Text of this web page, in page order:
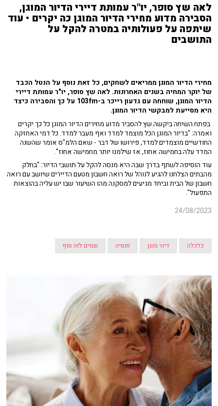
לאה שץ סופר, יו"ר עמותת דיירי הדיור המוגן,
הסבירה מדוע מחירי הדיור המוגן כה יקרים • עוד
שיתפה על פעולותיה במטרה להקל על
התושבים
מחירי הדיור המוגן ממריאים לשחקים, כל זאת נוסף על הנטל הכבד
של יוקר המחיה בשנים האחרונות. לאה שץ סופר, יו"ר עמותת דיירי
הדיור המוגן, שוחחה עם גדעון רייכר ב-103fm על כך והסבירה כיצד
היא מסייעת למבקשי הדיור המוגן.
בפתח השיחה ביקשה שץ להסביר מדוע מחירים הדיור המוגן כל כך יקרים
ואמרה: "בדיור המוגן הכל מוצמד למדד ואף מעבר למדד. כל דמי האחזקה
החודשיים מוצמדים למדד, פירושו של דבר - שאם הלמ"ס אומר שהשנה
המדד עלה בחמישה אחוז, אז שילמנו יותר מחמישה אחוז".
עוד הוסיפה לשתף בדרך שבה היא מנסה להקל על תושבי הדיור: "בחלק
מהבתים הצלחנו להגיע לנוהל של רואה חשבון מטעם הדיירים שיושב עם רואה
חשבון של הבית וביחד מגיעים למסקנה מהו השיעור שבו יש עליה בהוצאות
התפעול".
24/08/2023
כלכלה דיור מוגן פנסיה שמים לזה סוף